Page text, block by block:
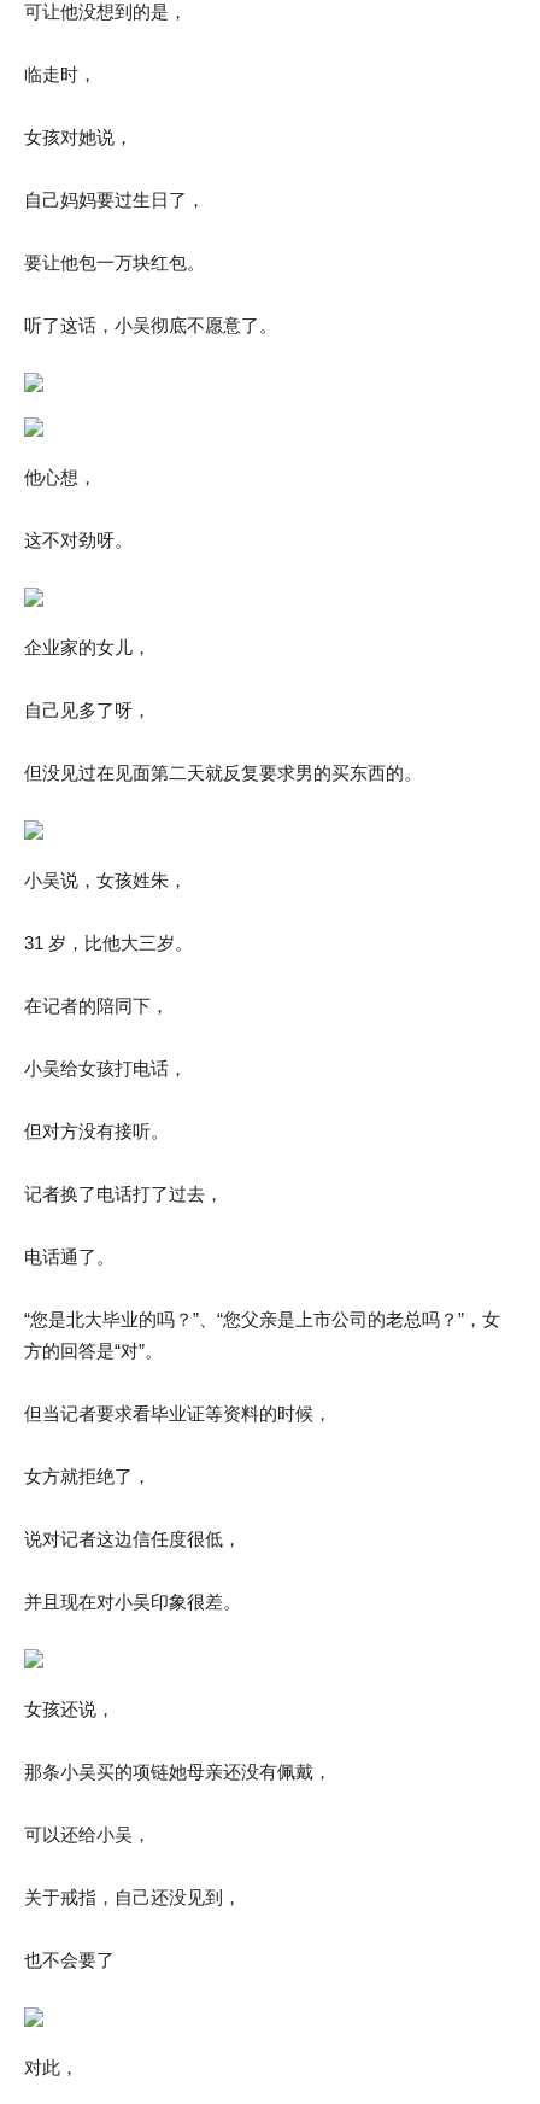
可让他没想到的是，
临走时，
女孩对她说，
自己妈妈要过生日了，
要让他包一万块红包。
听了这话，小吴彻底不愿意了。
他心想，
这不对劲呀。
企业家的女儿，
自己见多了呀，
但没见过在见面第二天就反复要求男的买东西的。
小吴说，女孩姓朱，
31 岁，比他大三岁。
在记者的陪同下，
小吴给女孩打电话，
但对方没有接听。
记者换了电话打了过去，
电话通了。
“您是北大毕业的吗？”、“您父亲是上市公司的老总吗？”，女
方的回答是“对”。
但当记者要求看毕业证等资料的时候，
女方就拒绝了，
说对记者这边信任度很低，
并且现在对小吴印象很差。
女孩还说，
那条小吴买的项链她母亲还没有佩戴，
可以还给小吴，
关于戒指，自己还没见到，
也不会要了
对此，